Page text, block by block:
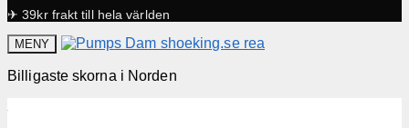
✈ 39kr frakt till hela världen
MENY
Billigaste skorna i Norden